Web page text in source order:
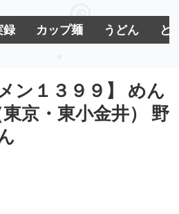
録 カップ麺 うどん と
ン１３９９】 めん
京・東小金井） 野